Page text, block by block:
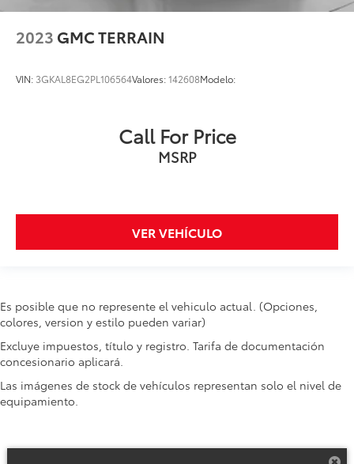
2023 GMC TERRAIN
VIN: 3GKAL8EG2PL106564Valores:142608Modelo:
Call For Price
MSRP
VER VEHÍCULO
Es posible que no represente el vehiculo actual. (Opciones,
colores, version y estilo pueden variar)
Excluye impuestos, título y registro. Tarifa de documentación
concesionario aplicará.
Las imágenes de stock de vehículos representan solo el nivel de
equipamiento.